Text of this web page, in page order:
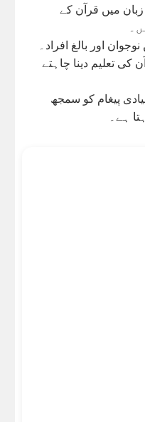
میں قرآن کے
اور بالغ افراد۔
کی تعلیم دینا چاہتے
پیغام کو سمجھ
ہے۔